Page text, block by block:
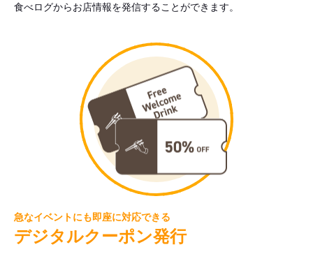
食べログからお店情報を発信することができます。
急なイベントにも即座に対応できる
デジタルクーポン発行